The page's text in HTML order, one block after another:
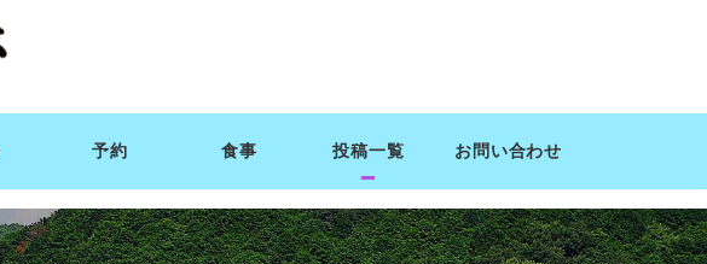
予約 食事 投稿一覧 お問い合わせ